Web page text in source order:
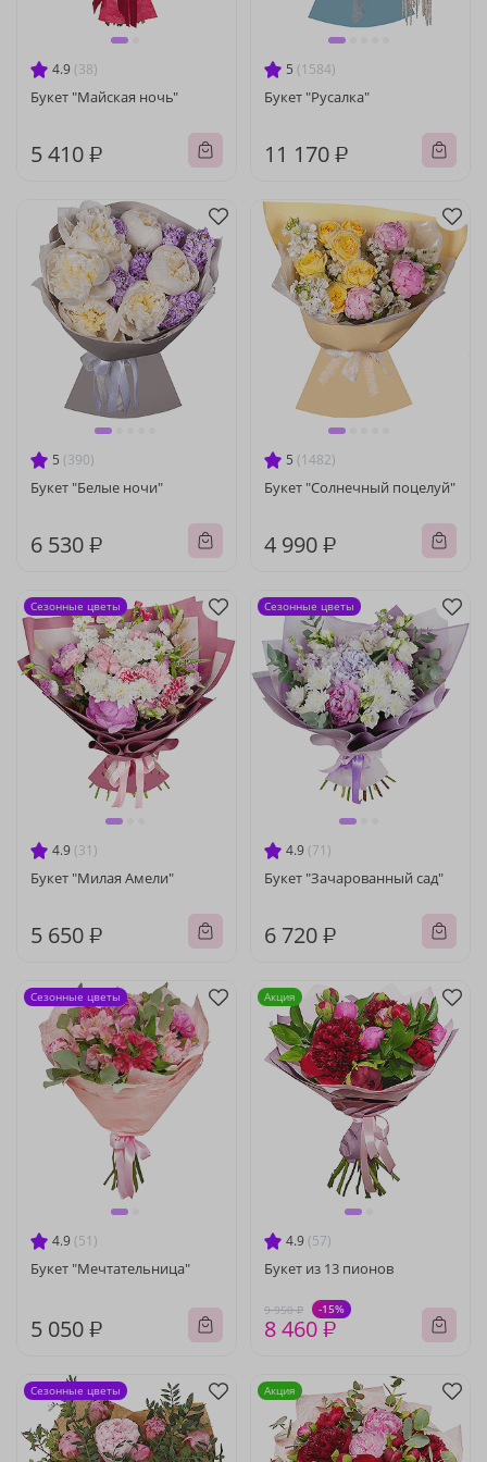
4.9 (38)
Букет "Майская ночь"
5 410 ₽
5 (1584)
Букет "Русалка"
11 170 ₽
5 (390)
Букет "Белые ночи"
6 530 ₽
5 (1482)
Букет "Солнечный поцелуй"
4 990 ₽
4.9 (31)
Букет "Милая Амели"
5 650 ₽
Сезонные цветы
4.9 (71)
Букет "Зачарованный сад"
6 720 ₽
Сезонные цветы
4.9 (51)
Букет "Мечтательница"
5 050 ₽
Сезонные цветы
4.9 (57)
Букет из 13 пионов
9 950 ₽ -15%
8 460 ₽
Акция
Сезонные цветы Акция